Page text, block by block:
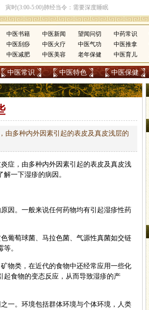
中医书籍 中医新闻 望闻问切 中药常识
中医刮痧 中医火疗 中医气功 中医推拿
中医减肥 中医美容 老年保健 中医育儿
中医常识 中医特色 中医保健
由多种内外因素引起的表皮及真皮浅层的
症，由多种内外因素引起的表皮及真皮浅
一下湿疹的病因。
因。一般来说任何药物均有引起湿疹性药
葡萄球菌、马拉色菌、气源性真菌如交链
。
物类，在近代的食物中还经常应用一些化
食物的变态反应，从而导致湿疹的产
一。环境包括群体环境与个体环境，人类